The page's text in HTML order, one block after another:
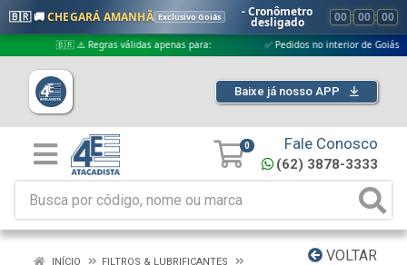
🇧🇷 🚚CHEGARÁ AMANHÃ Exclusivo Goiás - Cronômetro
desligado 00 : 00 : 00
🇧🇷 ⚠️ Regras válidas apenas para: ✅ Pedidos no interior de Goiás
Baixe já nosso APP
0 Fale Conosco
(62) 3878-3333
VOLTAR
INÍCIO
FILTROS & LUBRIFICANTES